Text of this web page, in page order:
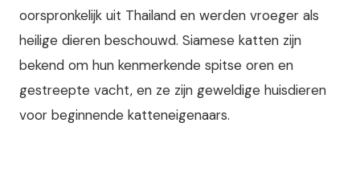
oorspronkelijk uit Thailand en werden vroeger als
heilige dieren beschouwd. Siamese katten zijn
bekend om hun kenmerkende spitse oren en
gestreepte vacht, en ze zijn geweldige huisdieren
voor beginnende katteneigenaars.